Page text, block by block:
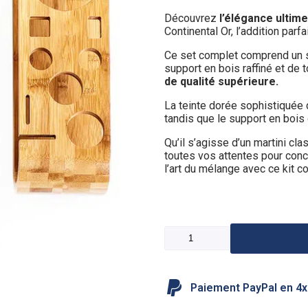
Découvrez l’élégance
Continental Or, l’addition
Ce set complet comprend un
support en bois raffiné et
de qualité supérieure.
La teinte dorée sophistiquée
tandis que le support en
Qu’il s’agisse d’un martini
toutes vos attentes pour
l’art du mélange avec ce kit
Paiement PayPal en